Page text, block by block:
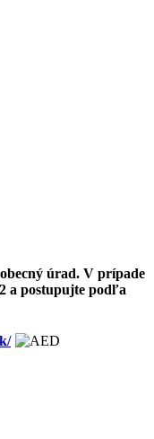
úrad. V prípade
a postupujte podľa